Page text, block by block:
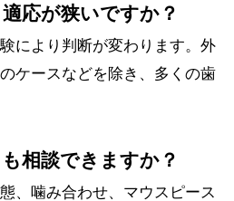
応が狭いですか？
により判断が変わります。外
ケースなどを除き、多くの歯
相談できますか？
、噛み合わせ、マウスピース